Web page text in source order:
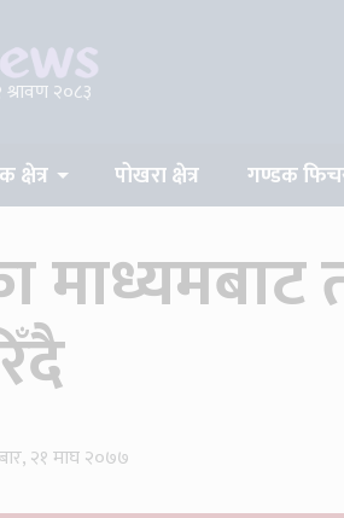
२०८३
क्षेत्र पोखरा क्षेत्र गण्डक
२१ माघ २०७७